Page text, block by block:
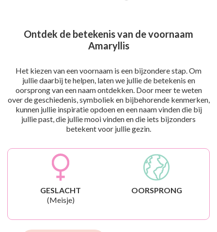
Ontdek de betekenis van de voornaam
Amaryllis
Het kiezen van een voornaam is een bijzondere stap. Om
jullie daarbij te helpen, laten we jullie de betekenis en
oorsprong van een naam ontdekken. Door meer te weten
over de geschiedenis, symboliek en bijbehorende kenmerken,
kunnen jullie inspiratie opdoen en een naam vinden die bij
jullie past, die jullie mooi vinden en die iets bijzonders
betekent voor jullie gezin.
GESLACHT
(Meisje)
OORSPRONG